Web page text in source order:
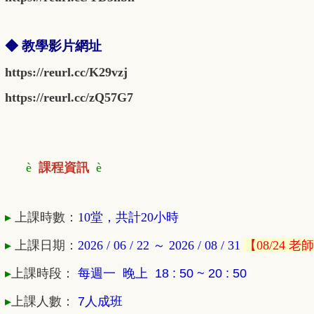
◆ 教學影片網址
https://reurl.cc/K29vzj
https://reurl.cc/zQ57G7
è 課程資訊 è
▸ 上課時數： 10堂，共計20小時
▸ 上課 日期： 2026 / 06 / 22 ～ 2026 / 08 / 31
【08/24 老
▸上課時段： 每週一 晚上 18 : 50 ~ 20 : 50
▸上課人數： 7人成班